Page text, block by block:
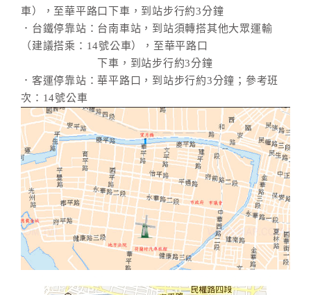
車），至華平路口下車，到站步行約3分鐘
．台鐵停靠站：台南車站，到站須轉搭其他大眾運輸
（建議搭乘：14號公車），至華平路口
下車，到站步行約3分鐘
．客運停靠站：華平路口，到站步行約3分鐘；參考班
次：14號公車